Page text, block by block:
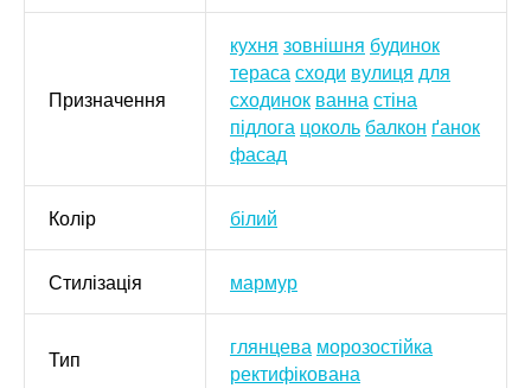
Призначення
кухня зовнішня будинок
терасасходи вулиця для
сходинок ваннастіна
підлога цоколь балкон ґанок
фасад
Колір білий
Стилізація мармур
Тип глянцева морозостійка
ректифікована